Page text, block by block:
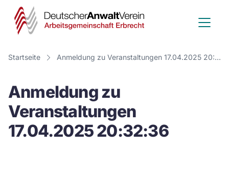
Deutscher
Anwalt
Verein
Startseite Anmeldung zu Veranstaltungen 17.04.2025 20:32:36
Anmeldung zu
Veranstaltungen
17.04.2025 20:32:36